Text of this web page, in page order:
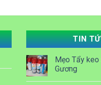
TIN
Mẹo Tẩy keo
Gương